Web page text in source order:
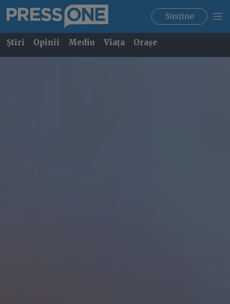
Susține
Știri Opinii Mediu Viața Orașe